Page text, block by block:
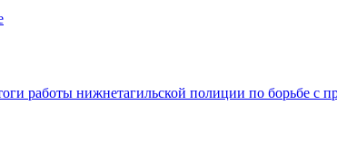
работы нижнетагильской полиции по борьбе с